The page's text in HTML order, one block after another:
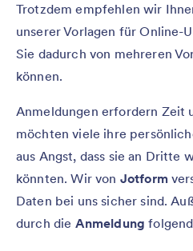
Trotzdem empfehlen wir
unserer Vorlagen für Online-
Sie dadurch von mehreren
können.
Anmeldungen erfordern Zeit
möchten viele ihre
aus Angst, dass sie an Dritte
könnten. Wir von Jotform
Daten bei uns sicher sind.
durch die Anmeldung